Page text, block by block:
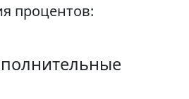
процентов: